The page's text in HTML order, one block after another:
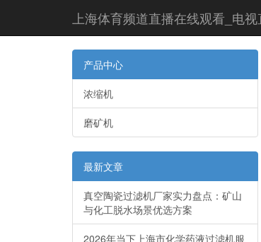
上海体育频道直播在线观看_电
产品中心
浓缩机
磨矿机
最新文章
真空陶瓷过滤机厂家实力盘点：矿山
与化工脱水场景优选方案
2026年当下上海市化学药液过滤机服